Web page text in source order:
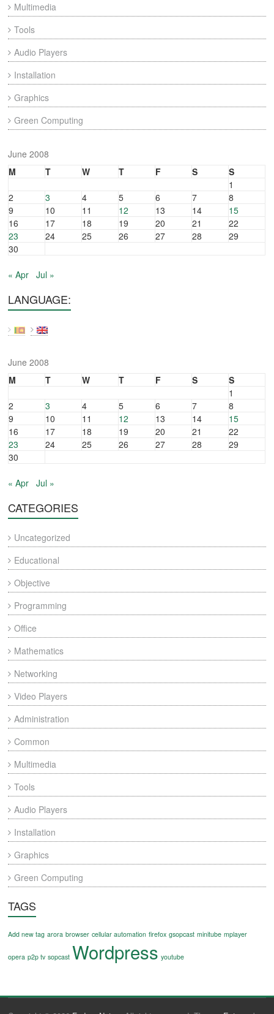
Multimedia
Tools
Audio Players
Installation
Graphics
Green Computing
June 2008
M
T W T F S
S
1
2
3 4 5 6 7
8
9
10 11 12 13 14
15
16
17 18 19 20 21
22
23
24 25 26 27 28
29
30
« Apr Jul »
LANGUAGE:
June 2008
M
T W T F S
S
1
2
3 4 5 6 7
8
9
10 11 12 13 14
15
16
17 18 19 20 21
22
23
24 25 26 27 28
29
30
« Apr Jul »
CATEGORIES
Uncategorized
Educational
Objective
Programming
Office
Mathematics
Networking
Video Players
Administration
Common
Multimedia
Tools
Audio Players
Installation
Graphics
Green Computing
TAGS
Add new tag arora browser cellular automation firefox gsopcast minitube mplayer
opera p2p tv sopcast Wordpress youtube